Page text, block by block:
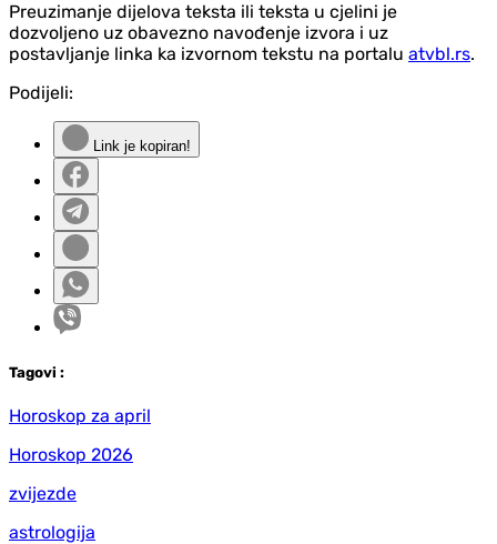
Preuzimanje dijelova teksta ili teksta u cjelini je
dozvoljeno uz obavezno navođenje izvora i uz
postavljanje linka ka izvornom tekstu na portalu atvbl.rs.
Podijeli:
Link je kopiran!
Tagovi :
Horoskop za april
Horoskop 2026
zvijezde
astrologija